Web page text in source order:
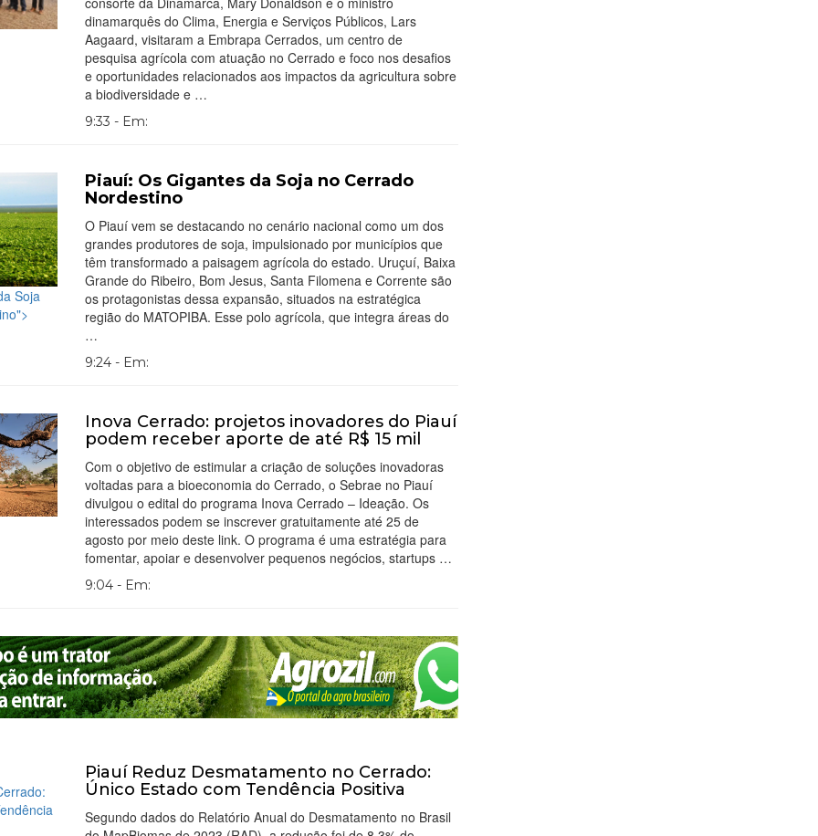
dinamarquês do Clima, Energia e Serviços Públicos, Lars
Aagaard, visitaram a Embrapa Cerrados, um centro de
pesquisa agrícola com atuação no Cerrado e foco nos desafios
e oportunidades relacionados aos impactos da agricultura sobre
a biodiversidade e …
9:33 - Em:
Soja
Piauí: Os Gigantes da Soja no Cerrado
Nordestino
O Piauí vem se destacando no cenário nacional como um dos
grandes produtores de soja, impulsionado por municípios que
têm transformado a paisagem agrícola do estado. Uruçuí, Baixa
Grande do Ribeiro, Bom Jesus, Santa Filomena e Corrente são
os protagonistas dessa expansão, situados na estratégica
região do MATOPIBA. Esse polo agrícola, que integra áreas do
…
9:24 - Em:
Inova Cerrado: projetos inovadores do Piauí
podem receber aporte de até R$ 15 mil
Com o objetivo de estimular a criação de soluções inovadoras
voltadas para a bioeconomia do Cerrado, o Sebrae no Piauí
divulgou o edital do programa Inova Cerrado – Ideação. Os
interessados podem se inscrever gratuitamente até 25 de
agosto por meio deste link. O programa é uma estratégia para
fomentar, apoiar e desenvolver pequenos negócios, startups …
9:04 - Em:
Piauí Reduz Desmatamento no Cerrado:
Único Estado com Tendência Positiva
Segundo dados do Relatório Anual do Desmatamento no Brasil